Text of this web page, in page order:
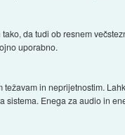
da tudi ob resnem
uporabno.
in neprijetnostim.
Enega za audio in